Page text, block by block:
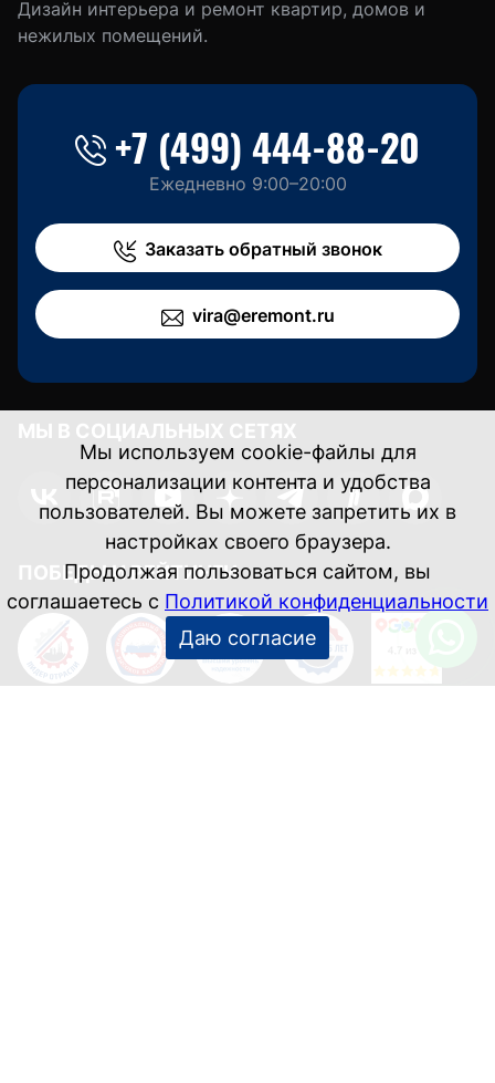
Дизайн интерьера и ремонт квартир, домов и
нежилых помещений.
+7 (499) 444-88-20
Ежедневно 9:00–20:00
Заказать обратный звонок
vira@eremont.ru
МЫ В СОЦИАЛЬНЫХ СЕТЯХ
ПОБЕДЫ И РЕЙТИНГИ